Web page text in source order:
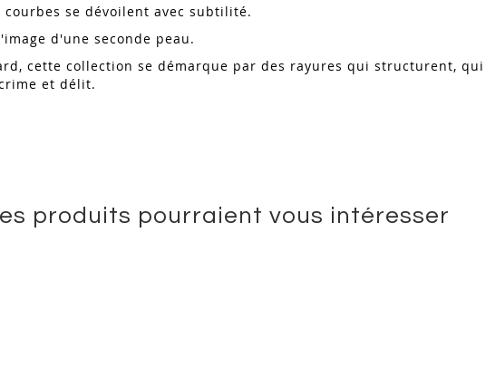
se dévoilent avec subtilité.
d'une seconde peau.
cette collection se démarque par des rayures qui structurent,
et délit.
produits pourraient vous intéresser